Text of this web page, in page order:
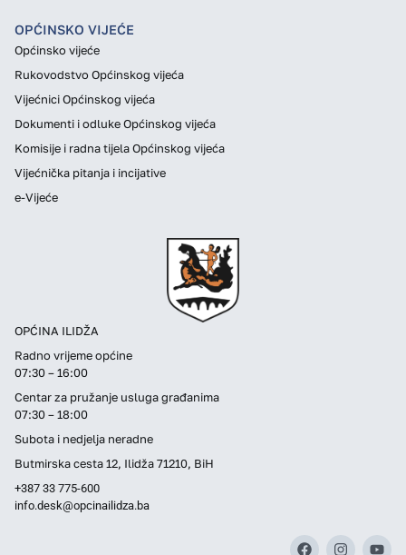
OPĆINA ILIDŽA
Radno vrijeme općine
07:30 – 16:00
Centar za pružanje usluga građanima
07:30 – 18:00
Subota i nedjelja neradne
Butmirska cesta 12, Ilidža 71210, BiH
+387 33 775-600
info.desk@opcinailidza.ba
OPĆINSKO VIJEĆE
Općinsko vijeće
Rukovodstvo Općinskog vijeća
Vijećnici Općinskog vijeća
Dokumenti i odluke Općinskog vijeća
Komisije i radna tijela Općinskog vijeća
Vijećnička pitanja i incijative
e-Vijeće